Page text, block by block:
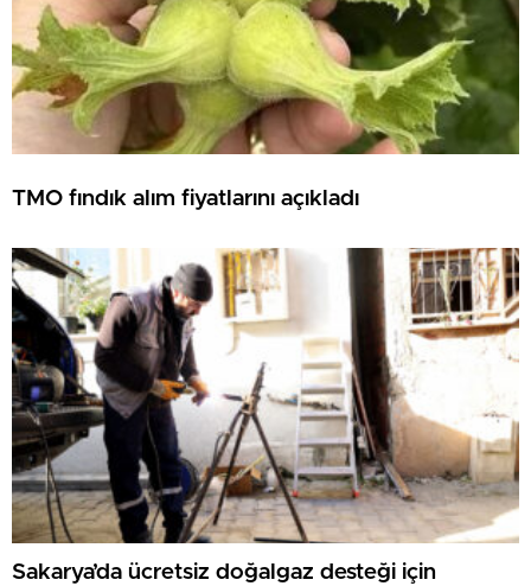
TMO fındık alım fiyatlarını açıkladı
Sakarya’da ücretsiz doğalgaz desteği için